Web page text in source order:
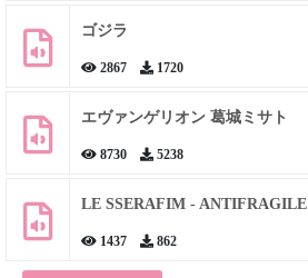
ゴジラ
2867 1720
エヴァンゲリオン 葛城ミサト
8730 5238
LE SSERAFIM - ANTIFRAGILE
1437 862